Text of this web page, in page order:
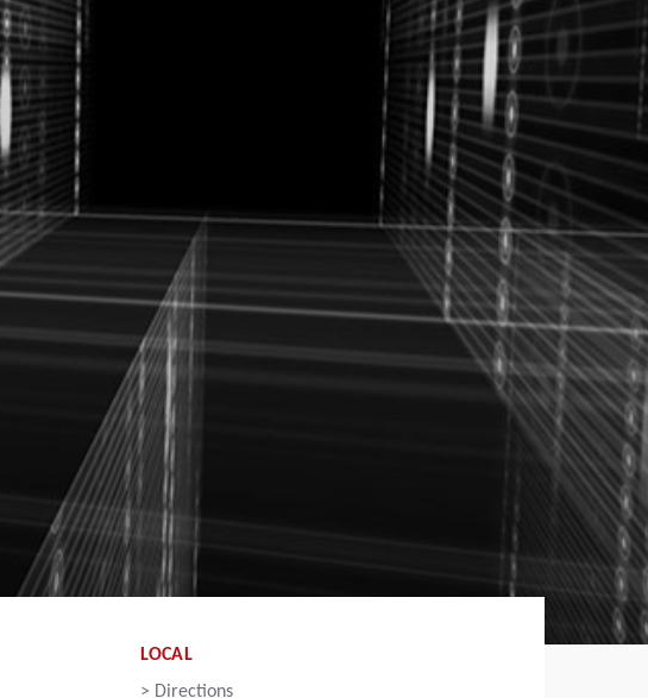
LOCAL
> Directions